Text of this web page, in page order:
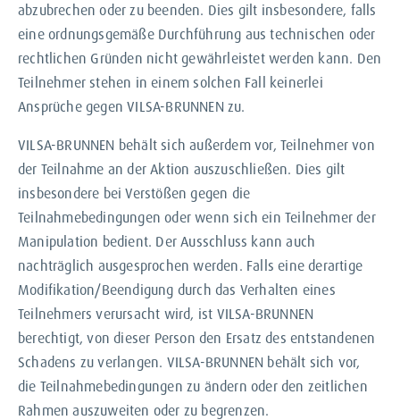
abzubrechen oder zu beenden. Dies gilt insbesondere, falls
eine ordnungsgemäße Durchführung aus technischen oder
rechtlichen Gründen nicht gewährleistet werden kann. Den
Teilnehmer stehen in einem solchen Fall keinerlei
Ansprüche gegen VILSA-BRUNNEN zu.
VILSA-BRUNNEN behält sich außerdem vor, Teilnehmer von
der Teilnahme an der Aktion auszuschließen. Dies gilt
insbesondere bei Verstößen gegen die
Teilnahmebedingungen oder wenn sich ein Teilnehmer der
Manipulation bedient. Der Ausschluss kann auch
nachträglich ausgesprochen werden. Falls eine derartige
Modifikation/Beendigung durch das Verhalten eines
Teilnehmers verursacht wird, ist VILSA-BRUNNEN
berechtigt, von dieser Person den Ersatz des entstandenen
Schadens zu verlangen. VILSA-BRUNNEN behält sich vor,
die Teilnahmebedingungen zu ändern oder den zeitlichen
Rahmen auszuweiten oder zu begrenzen.